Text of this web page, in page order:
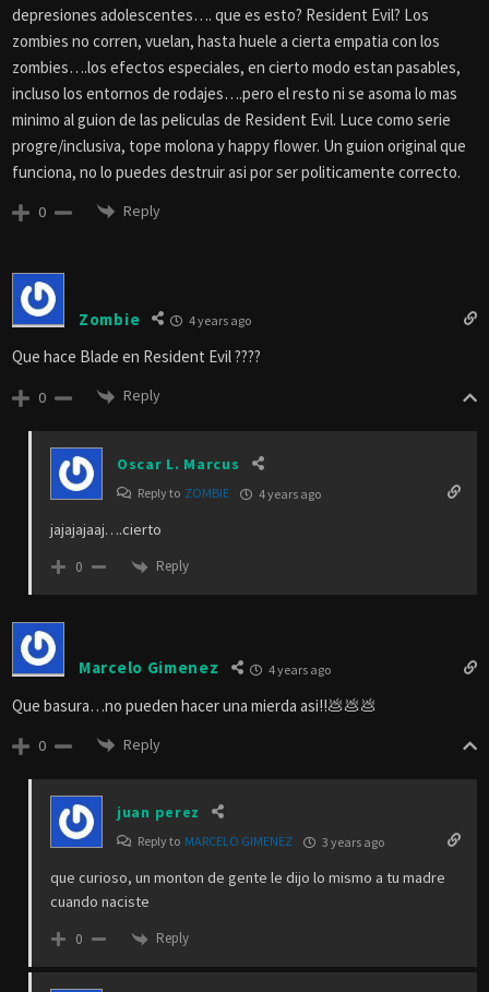
depresiones adolescentes…. que es esto? Resident Evil? Los
zombies no corren, vuelan, hasta huele a cierta empatia con los
zombies….los efectos especiales, en cierto modo estan pasables,
incluso los entornos de rodajes….pero el resto ni se asoma lo mas
minimo al guion de las peliculas de Resident Evil. Luce como serie
progre/inclusiva, tope molona y happy flower. Un guion original que
funciona, no lo puedes destruir asi por ser politicamente correcto.
0 Reply
Zombie 4 years ago
Que hace Blade en Resident Evil ????
0 Reply
Oscar L. Marcus
Reply to ZOMBIE 4 years ago
jajajajaaj….cierto
0 Reply
Marcelo Gimenez 4 years ago
Que basura…no pueden hacer una mierda asi!!💩💩💩
0 Reply
juan perez
Reply to MARCELO GIMENEZ 3 years ago
que curioso, un monton de gente le dijo lo mismo a tu madre
cuando naciste
0 Reply